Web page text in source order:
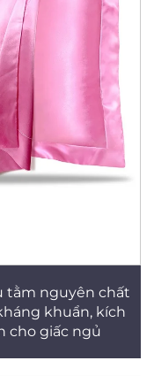
tằm nguyên chất
khuẩn, kích
cho giấc ngủ